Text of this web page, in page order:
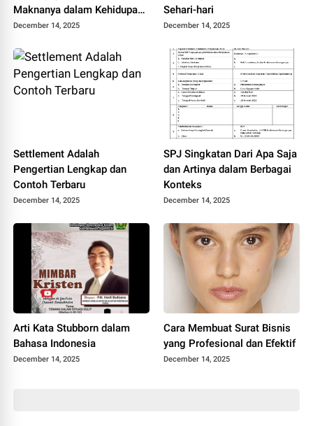
Maknanya dalam Kehidupan
Sehari-hari
December 14, 2025
Sehari-hari
December 14, 2025
Settlement Adalah
Pengertian Lengkap dan
Contoh Terbaru
December 14, 2025
SPJ Singkatan Dari Apa Saja
dan Artinya dalam Berbagai
Konteks
December 14, 2025
Arti Kata Stubborn dalam
Bahasa Indonesia
December 14, 2025
Cara Membuat Surat Bisnis
yang Profesional dan Efektif
December 14, 2025